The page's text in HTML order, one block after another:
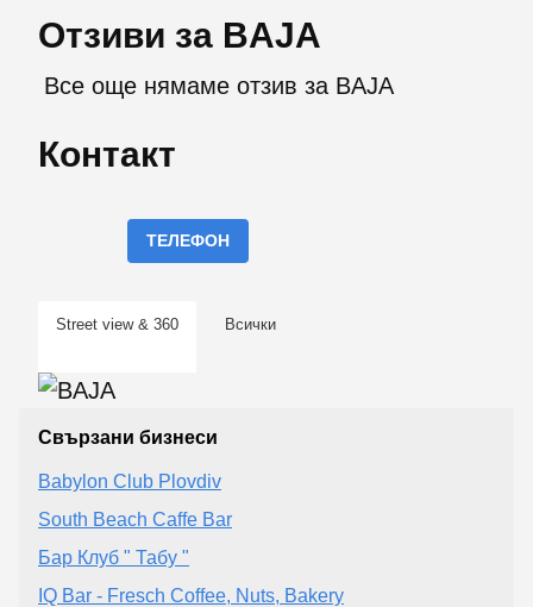
Отзиви за BAJA
Все още нямаме отзив за BAJA
Контакт
ТЕЛЕФОН
Street view & 360 Всички
Свързани бизнеси
Babylon Club Plovdiv
South Beach Caffe Bar
Бар Клуб " Табу "
IQ Bar - Fresch Coffee, Nuts, Bakery